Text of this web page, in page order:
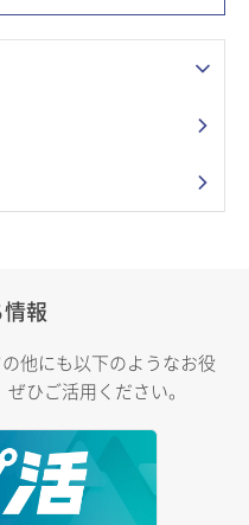
報
他にも以下のようなお役
ひご活用ください。